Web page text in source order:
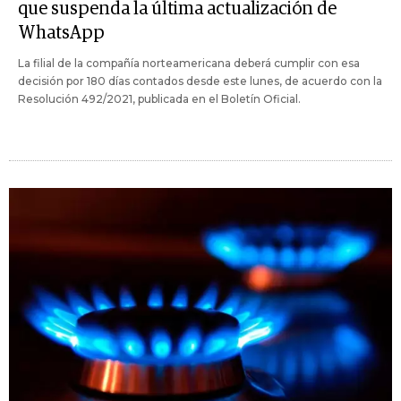
que suspenda la última actualización de
WhatsApp
La filial de la compañía norteamericana deberá cumplir con esa
decisión por 180 días contados desde este lunes, de acuerdo con la
Resolución 492/2021, publicada en el Boletín Oficial.